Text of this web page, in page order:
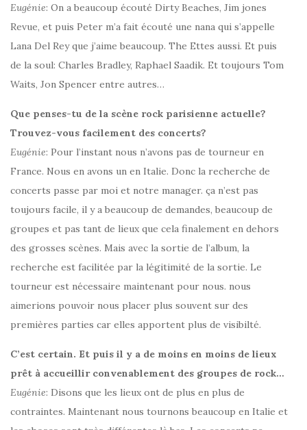
Eugénie: On a beaucoup écouté Dirty Beaches, Jim jones
Revue, et puis Peter m’a fait écouté une nana qui s’appelle
Lana Del Rey que j’aime beaucoup. The Ettes aussi. Et puis
de la soul: Charles Bradley, Raphael Saadik. Et toujours Tom
Waits, Jon Spencer entre autres…
Que penses-tu de la scène rock parisienne actuelle?
Trouvez-vous facilement des concerts?
Eugénie: Pour l’instant nous n’avons pas de tourneur en
France. Nous en avons un en Italie. Donc la recherche de
concerts passe par moi et notre manager. ça n’est pas
toujours facile, il y a beaucoup de demandes, beaucoup de
groupes et pas tant de lieux que cela finalement en dehors
des grosses scènes. Mais avec la sortie de l’album, la
recherche est facilitée par la légitimité de la sortie. Le
tourneur est nécessaire maintenant pour nous. nous
aimerions pouvoir nous placer plus souvent sur des
premières parties car elles apportent plus de visibilté.
C’est certain. Et puis il y a de moins en moins de lieux
prêt à accueillir convenablement des groupes de rock…
Eugénie: Disons que les lieux ont de plus en plus de
contraintes. Maintenant nous tournons beaucoup en Italie et